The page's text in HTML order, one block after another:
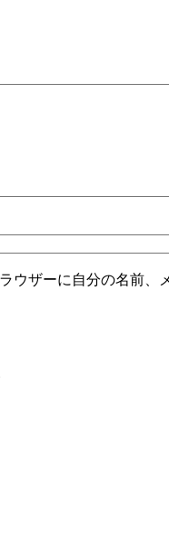
ウザーに自分の名前、